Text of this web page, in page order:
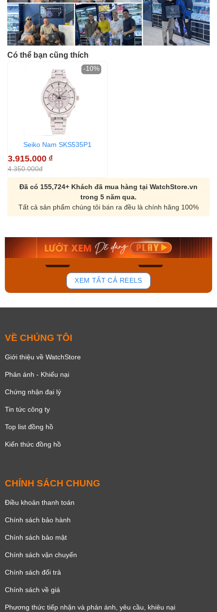
Có thể bạn cũng thích
Seiko Nam SKS535P1
3.915.000 ₫
4.350.000đ
-10%
Đã có 155,724+ Khách đã mua hàng tại WatchStore.vn
trong 5 năm qua.
Tất cả sản phẩm chúng tôi bán ra đều là chính hãng 100%
136
Orient Nam RA-
Mua ngay
Casio Nam MTS-
Mua ngay
XEM TẤT CẢ REELS
VỀ CHÚNG TÔI
Giới thiệu về WatchStore
Phản ánh - Khiếu nại
Chứng nhận đại lý
Tin tức công ty
Top list đồng hồ
Kiến thức đồng hồ
CHÍNH SÁCH CHUNG
Điều khoản thanh toán
Chính sách bảo hành
Chính sách bảo mật
Chính sách vận chuyển
Chính sách đổi trả
Chính sách về giá
Phương thức tiếp nhận và phản ánh, yêu cầu, khiêu nại